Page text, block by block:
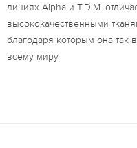
линиях Alpha и T.D.M.
высококачественными
благодаря которым она так
всему миру.